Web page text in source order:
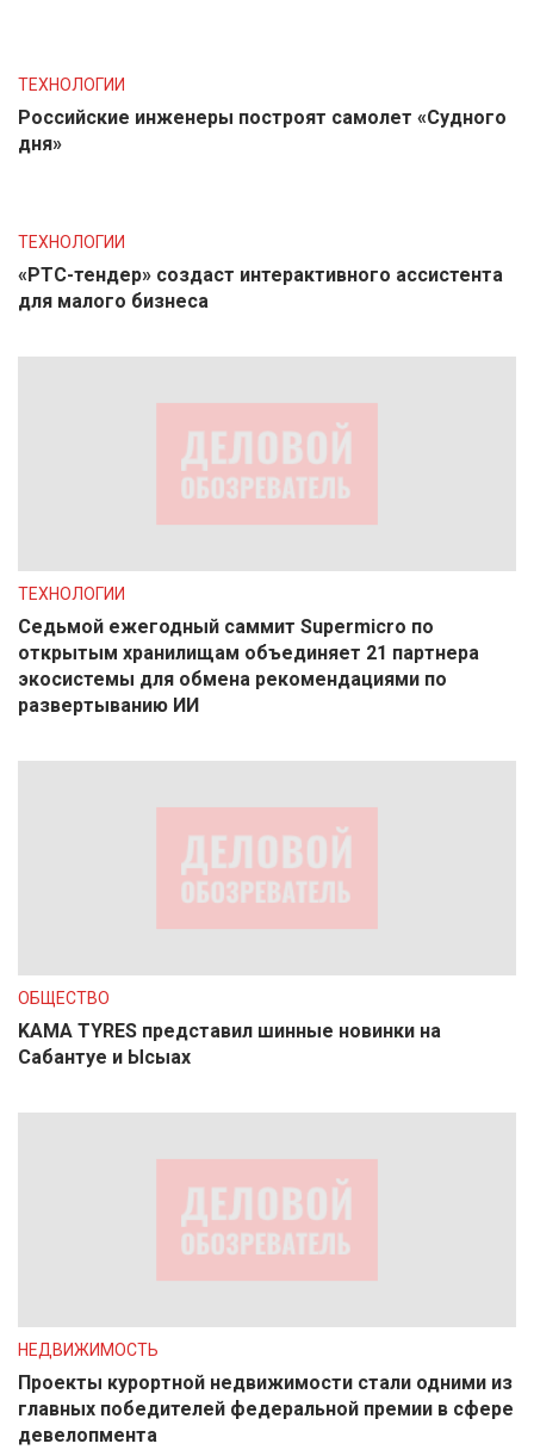
ТЕХНОЛОГИИ
Российские инженеры построят самолет «Судного
дня»
ТЕХНОЛОГИИ
«РТС-тендер» создаст интерактивного ассистента
для малого бизнеса
ТЕХНОЛОГИИ
Седьмой ежегодный саммит Supermicro по
открытым хранилищам объединяет 21 партнера
экосистемы для обмена рекомендациями по
развертыванию ИИ
ОБЩЕСТВО
KAMA TYRES представил шинные новинки на
Сабантуе и Ысыах
НЕДВИЖИМОСТЬ
Проекты курортной недвижимости стали одними из
главных победителей федеральной премии в сфере
девелопмента